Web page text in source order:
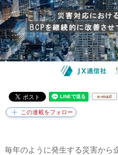
e-mail
毎年のように発生する災害から